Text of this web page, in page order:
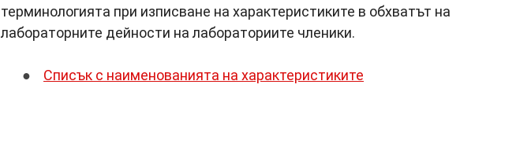
терминологията при изписване на характеристиките в обхватът на
лабораторните дейности на лабораториите членики.
Списък с наименованията на характеристиките